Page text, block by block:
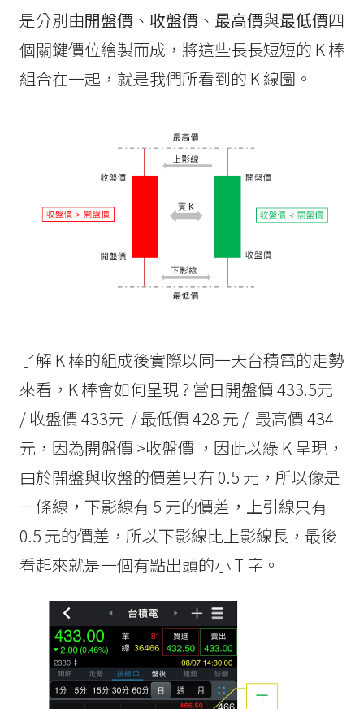
是分別由開盤價 、 收盤價 、 最高價與最低價四
個關鍵價位繪製而成，將這些長長短短的 K 棒
組合在一起，就是我們所看到的 K 線圖。
了解 K 棒的組成後實際以同一天台積電的走勢
來看，K 棒會如何呈現 ? 當日開盤價 433.5元
/ 收盤價 433元 / 最低價 428 元 / 最高價 434
元，因為開盤價 >收盤價 ，因此以綠 K 呈現，
由於開盤與收盤的價差只有 0.5 元，所以像是
一條線，下影線有 5 元的價差，上引線只有
0.5 元的價差，所以下影線比上影線長，最後
看起來就是一個有點出頭的小 T 字。